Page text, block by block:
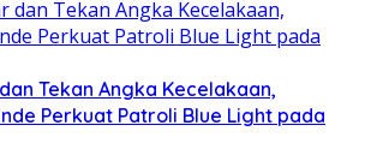
Tekan Angka Kecelakaan,
Perkuat Patroli Blue Light pada